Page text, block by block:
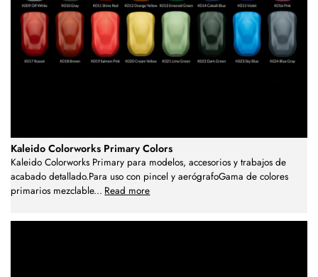
Kaleido Colorworks Primary Colors
Kaleido Colorworks Primary para modelos, accesorios y trabajos de
acabado detallado.Para uso con pincel y aerógrafoGama de colores
primarios mezclable... Read more